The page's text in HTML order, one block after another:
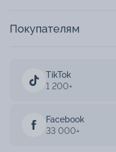
TikTok
1 200+
Facebook
33 000+
Покупателям